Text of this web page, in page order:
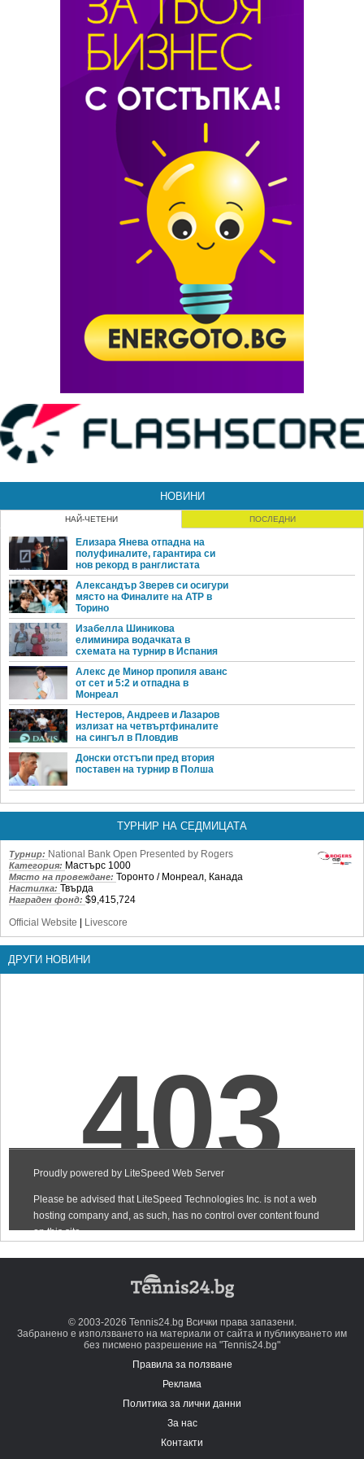
НОВИНИ
НАЙ-ЧЕТЕНИ ПОСЛЕДНИ
Елизара Янева отпадна на
полуфиналите, гарантира си
нов рекорд в ранглистата
Александър Зверев си осигури
място на Финалите на ATP в
Торино
Изабелла Шиникова
елиминира водачката в
схемата на турнир в Испания
Алекс де Минор пропиля аванс
от сет и 5:2 и отпадна в
Монреал
Нестеров, Андреев и Лазаров
излизат на четвъртфиналите
на сингъл в Пловдив
Донски отстъпи пред втория
поставен на турнир в Полша
ТУРНИР НА СЕДМИЦАТА
Турнир: National Bank Open Presented by Rogers
Категория: Мастърс 1000
Място на провеждане: Торонто / Монреал, Канада
Настилка: Твърда
Награден фонд: $9,415,724
Official Website | Livescore
ДРУГИ НОВИНИ
© 2003-2026 Tennis24.bg Всички права запазени.
Забранено е използването на материали от сайта и публикуването им
без писмено разрешение на "Tennis24.bg"
Правила за ползване
Реклама
Политика за лични данни
За нас
Контакти